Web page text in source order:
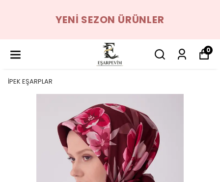
YENI SEZON ÜRÜNLER
0
İPEK EŞARPLAR